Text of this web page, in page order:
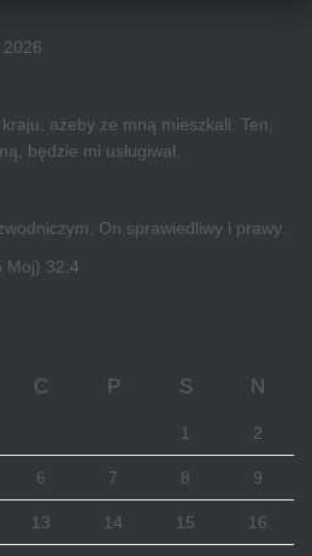
2026
ażeby ze mną mieszkali. Ten,
będzie mi usługiwał.
On sprawiedliwy i prawy.
Moj) 32:4
C P S N
1 2
6 7 8 9
13 14 15 16